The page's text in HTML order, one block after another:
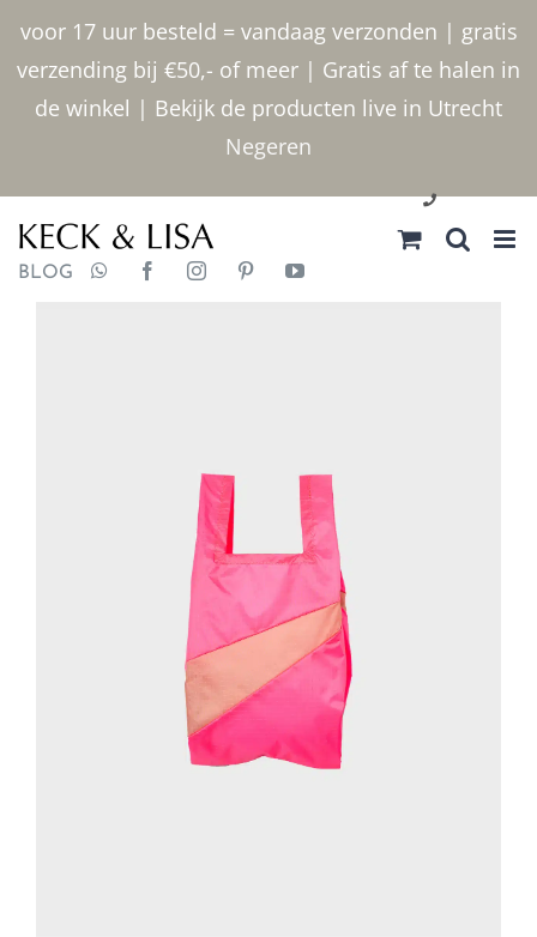
voor 17 uur besteld = vandaag verzonden | gratis
verzending bij €50,- of meer | Gratis af te halen in
de winkel | Bekijk de producten live in Utrecht
Negeren
inhoud
030 2400000
BLOG